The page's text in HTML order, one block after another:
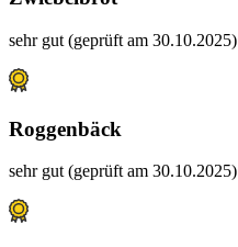
sehr gut (geprüft am 30.10.2025)
Roggenbäck
sehr gut (geprüft am 30.10.2025)